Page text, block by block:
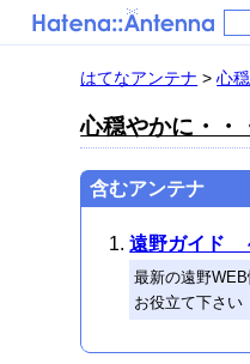
はてなアンテナ >心
心穏やかに・・
含むアンテナ
遠野ガイド
最新の遠野WEB
お役立て下さ